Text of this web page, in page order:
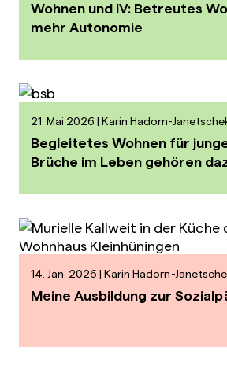
Wohnen und IV: Betreutes
mehr Autonomie
21. Mai 2026 Karin Hadorn-
Begleitetes Wohnen für
Brüche im Leben gehören
14. Jan. 2026 Karin Hadorn-
Meine Ausbildung zur